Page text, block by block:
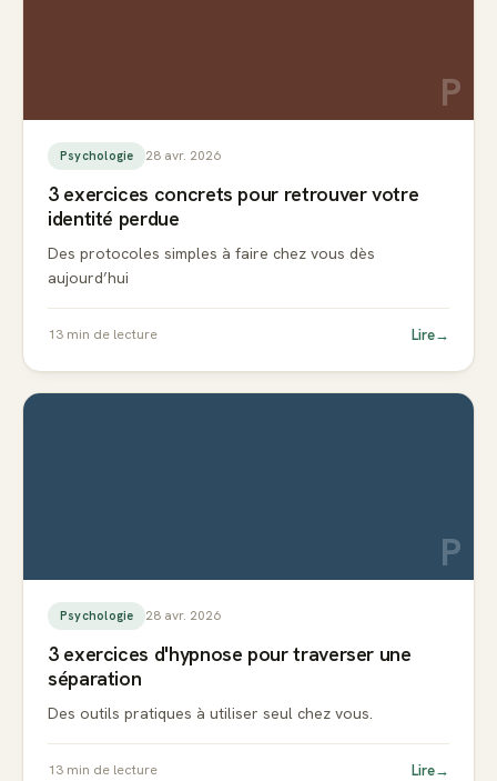
P
Psychologie 28 avr. 2026
3 exercices concrets pour retrouver votre
identité perdue
Des protocoles simples à faire chez vous dès
aujourd’hui
13 min de lecture Lire→
P
Psychologie 28 avr. 2026
3 exercices d'hypnose pour traverser une
séparation
Des outils pratiques à utiliser seul chez vous.
13 min de lecture Lire→